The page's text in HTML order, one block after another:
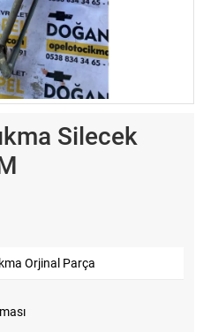
Silecek
Orjinal Parça